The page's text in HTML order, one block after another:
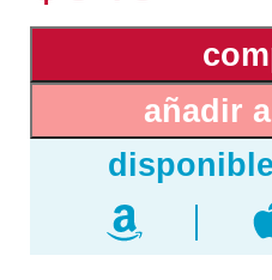
traductora. La actriz y
universitaria. La
culturales.
Cuando en 1987 apareció́
Antonieta Rivas Mercado,
importancia literaria de
que fue una “mecenas”
grupo Contemporáneos.
añadir